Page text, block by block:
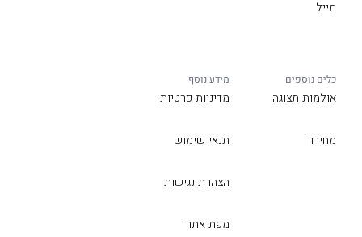
מייל
כלים נוספים
אולמות תצוגה
מחירון
מידע נוסף
מדיניות פרטיות
תנאי שימוש
הצהרת נגישות
מפת אתר